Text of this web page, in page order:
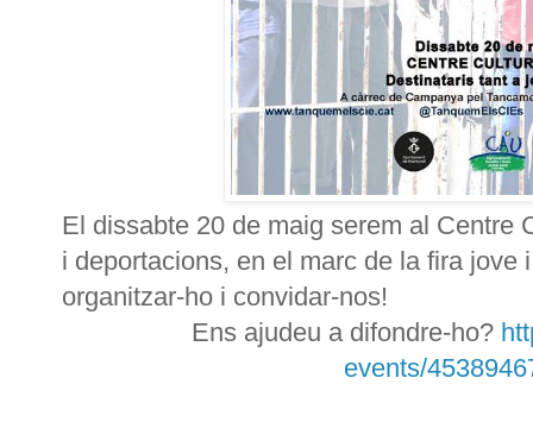
El dissabte 20 de maig serem al Centre
i deportacions, en el marc de la fira jove
organitzar-ho i convidar-nos!
Ens ajudeu a difondre-ho?
events/